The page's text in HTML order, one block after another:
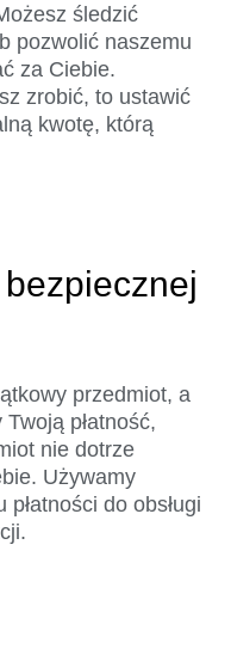
śledzić
pozwolić naszemu
za Ciebie.
zrobić, to ustawić
kwotę, którą
przedmiot, a
płatność,
nie dotrze
Używamy
do obsługi